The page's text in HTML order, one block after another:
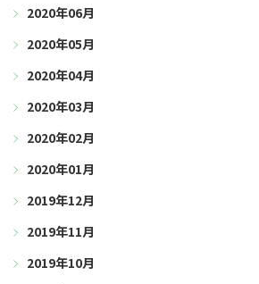
2020年06月
2020年05月
2020年04月
2020年03月
2020年02月
2020年01月
2019年12月
2019年11月
2019年10月